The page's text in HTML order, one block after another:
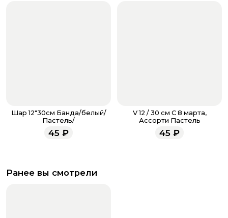
Шар 12"30см Банда/белый/
Пастель/
45 ₽
V 12 / 30 см С 8 марта,
Ассорти Пастель
45 ₽
Ранее вы смотрели